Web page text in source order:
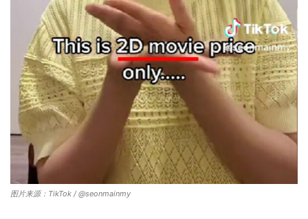
图片来源：TikTok / @seonmainmy